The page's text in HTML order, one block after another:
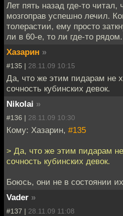
Лет пять назад где-то читал,
мозгоправ успешно лечил.
толерастии, ему просто
ли в 60-е, то ли где-то рядом.
Хазарин »
#135 | 28.11.09 10:15
Да, что же этим пидарам не
сочность кубинских девок.
Nikolai »
#136 | 28.11.09 10:30
Кому: Хазарин, #135
> Да, что же этим пидарам
сочность кубинских девок.
Боюсь, они не в состоянии
Vader »
#137 | 28.11.09 11:08